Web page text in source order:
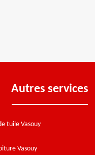
Autres services
tuile Vasouy
Vasouy